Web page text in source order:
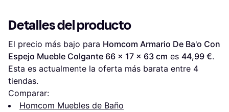
Detalles del producto
El precio más bajo para Homcom Armario De Ba'o Con
Espejo Mueble Colgante 66 x 17 x 63 cm es 44,99 €.
Esta es actualmente la oferta más barata entre 4
tiendas.
Comparar:
Homcom Muebles de Baño